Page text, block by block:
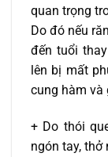
quan trọng
Do đó nếu
đến tuổi
lên bị mất
cung hàm và
+ Do thói
ngón tay, thở